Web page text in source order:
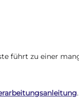
führt zu einer
.